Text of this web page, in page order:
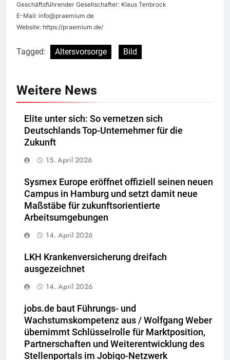
Geschäftsführender Gesellschafter: Klaus Tenbrock
E-Mail: info@praemium.de
Website: https://praemium.de/
Tagged: Altersvorsorge Bild
Weitere News
Elite unter sich: So vernetzen sich
Deutschlands Top-Unternehmer für die
Zukunft
15. April 2026
Sysmex Europe eröffnet offiziell seinen neuen
Campus in Hamburg und setzt damit neue
Maßstäbe für zukunftsorientierte
Arbeitsumgebungen
14. April 2026
LKH Krankenversicherung dreifach
ausgezeichnet
14. April 2026
jobs.de baut Führungs- und
Wachstumskompetenz aus / Wolfgang Weber
übernimmt Schlüsselrolle für Marktposition,
Partnerschaften und Weiterentwicklung des
Stellenportals im Jobiqo-Netzwerk